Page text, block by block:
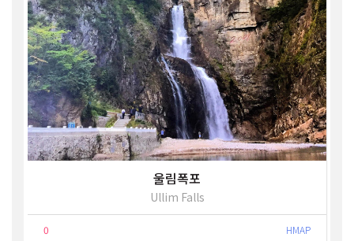
울림폭포
Ullim Falls
0 HMAP